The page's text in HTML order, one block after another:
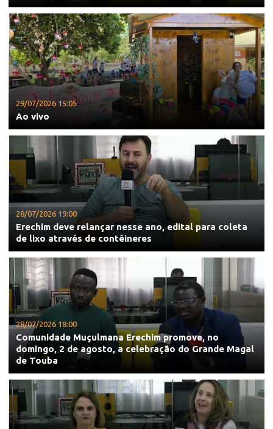
29/07/2026 15:05
Ao vivo
28/07/2026 19:00
Erechim deve relançar nesse ano, edital para coleta
de lixo através de contêineres
28/07/2026 18:00
Comunidade Muçulmana Erechim promove, no
domingo, 2 de agosto, a celebração do Grande Magal
de Touba